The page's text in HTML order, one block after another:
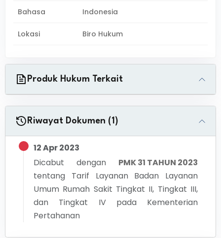
Bahasa Indonesia
Lokasi Biro Hukum
Produk Hukum Terkait
Riwayat Dokumen (1)
12 Apr 2023
Dicabut dengan
PMK 31 TAHUN 2023
tentang Tarif Layanan Badan Layanan
Umum Rumah Sakit Tingkat II, Tingkat III,
dan Tingkat IV pada Kementerian
Pertahanan